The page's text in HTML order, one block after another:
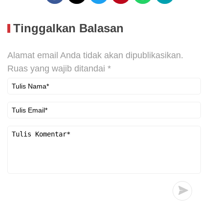
Tinggalkan Balasan
Alamat email Anda tidak akan dipublikasikan.
Ruas yang wajib ditandai *